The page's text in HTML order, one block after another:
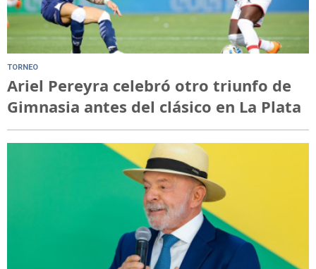
TORNEO
Ariel Pereyra celebró otro triunfo de
Gimnasia antes del clásico en La Plata